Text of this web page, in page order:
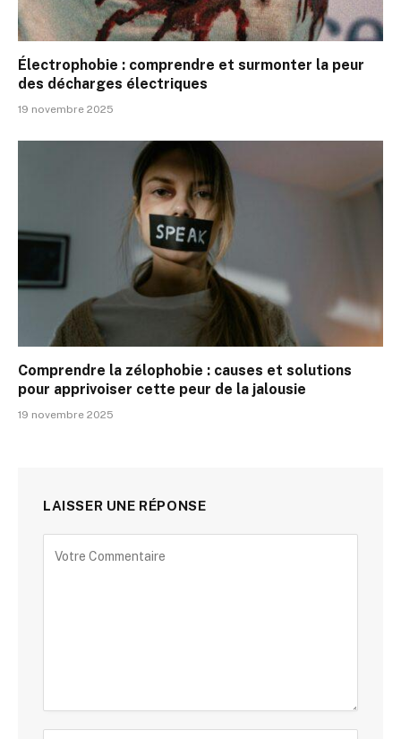
Électrophobie : comprendre et surmonter la peur
des décharges électriques
19 novembre 2025
Comprendre la zélophobie : causes et solutions
pour apprivoiser cette peur de la jalousie
19 novembre 2025
LAISSER UNE RÉPONSE